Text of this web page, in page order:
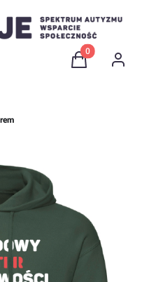
Produkty w
Koszyk Zaloguj